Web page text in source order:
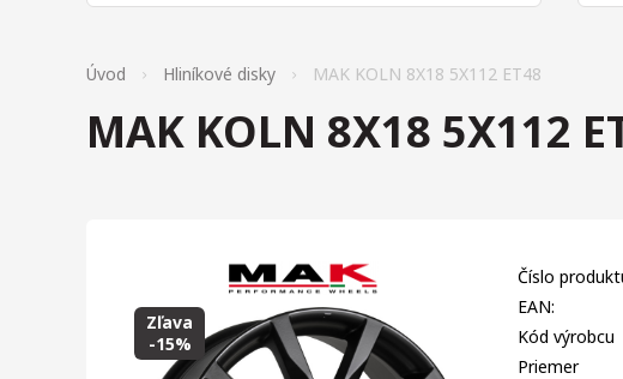
Úvod Hliníkové disky MAK KOLN 8X18 5X112 ET48
MAK KOLN 8X18 5X112
Zľava
-15%
Číslo
EAN:
Kód výrobcu
Priemer